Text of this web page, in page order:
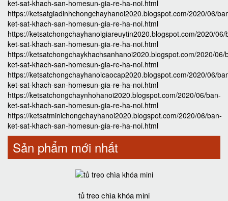
ket-sat-khach-san-homesun-gia-re-ha-noi.html
https://ketsatgiadinhchongchayhanoi2020.blogspot.com/2020/06/
ket-sat-khach-san-homesun-gia-re-ha-noi.html
https://ketsatchongchayhanoigiareuytin2020.blogspot.com/2020/06/
ket-sat-khach-san-homesun-gia-re-ha-noi.html
https://ketsatchongchaykhachsanhanoi2020.blogspot.com/2020/06/
ket-sat-khach-san-homesun-gia-re-ha-noi.html
https://ketsatchongchayhanoicaocap2020.blogspot.com/2020/06/
ket-sat-khach-san-homesun-gia-re-ha-noi.html
https://ketsatchongchaynhohanoi2020.blogspot.com/2020/06/ban-
ket-sat-khach-san-homesun-gia-re-ha-noi.html
https://ketsatminichongchayhanoi2020.blogspot.com/2020/06/ban-
ket-sat-khach-san-homesun-gia-re-ha-noi.html
Sản phẩm mới nhất
tủ treo chìa khóa mini